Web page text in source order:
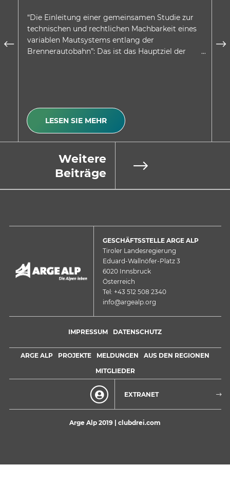
“Die Einleitung einer gemeinsamen Studie zur
technischen und rechtlichen Machbarkeit eines
variablen Mautsystems entlang der
Brennerautobahn”: Das ist das Hauptziel der
LESEN SIE MEHR
Weitere
Beiträge
GESCHÄFTSSTELLE ARGE ALP
Tiroler Landesregierung
Eduard-Wallnöfer-Platz 3
6020 Innsbruck
Österreich
Tel: +43 512 508 2340
info@argealp.org
IMPRESSUM DATENSCHUTZ
ARGE ALP PROJEKTE MELDUNGEN
AUS DEN REGIONEN
MITGLIEDER
EXTRANET
Arge Alp 2019 | clubdrei.com